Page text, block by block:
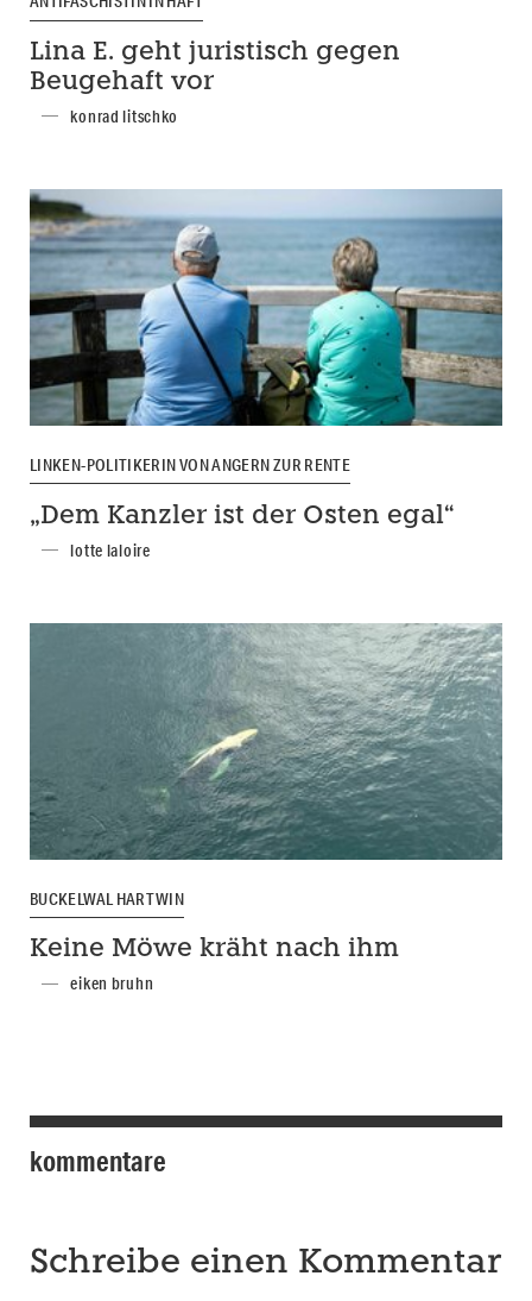
Lina E. geht juristisch gegen
Beugehaft vor
konrad litschko
LINKEN-POLITIKERIN VON ANGERN ZUR RENTE
„Dem Kanzler ist der Osten egal“
lotte laloire
BUCKELWAL HARTWIN
Keine Möwe kräht nach ihm
eiken bruhn
kommentare
Schreibe einen Kommentar